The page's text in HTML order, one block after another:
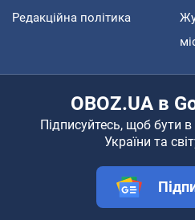
Редакційна політика
OBOZ.UA в
Підписуйтесь, щоб бути в
України та